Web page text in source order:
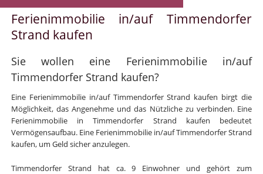
Ferienimmobilie in/auf Timmendorfer
Strand kaufen
Sie wollen eine Ferienimmobilie in/auf
Timmendorfer Strand kaufen?
Eine Ferienimmobilie in/auf Timmendorfer Strand kaufen birgt die
Möglichkeit, das Angenehme und das Nützliche zu verbinden. Eine
Ferienimmobilie in Timmendorfer Strand kaufen bedeutet
Vermögensaufbau. Eine Ferienimmobilie in/auf Timmendorfer Strand
kaufen, um Geld sicher anzulegen.
Timmendorfer Strand hat ca. 9 Einwohner und gehört zum